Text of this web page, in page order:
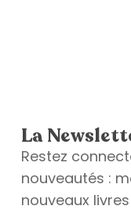
La
Restez
nouveautés :
nouveaux